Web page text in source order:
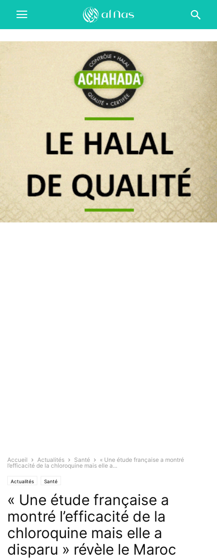
Accueil Actualités Santé
« Une étude française a montré
l’efficacité de la chloroquine mais elle a...
Actualités Santé
« Une étude française a
montré l’efficacité de la
chloroquine mais elle a
disparu » révèle le Maroc